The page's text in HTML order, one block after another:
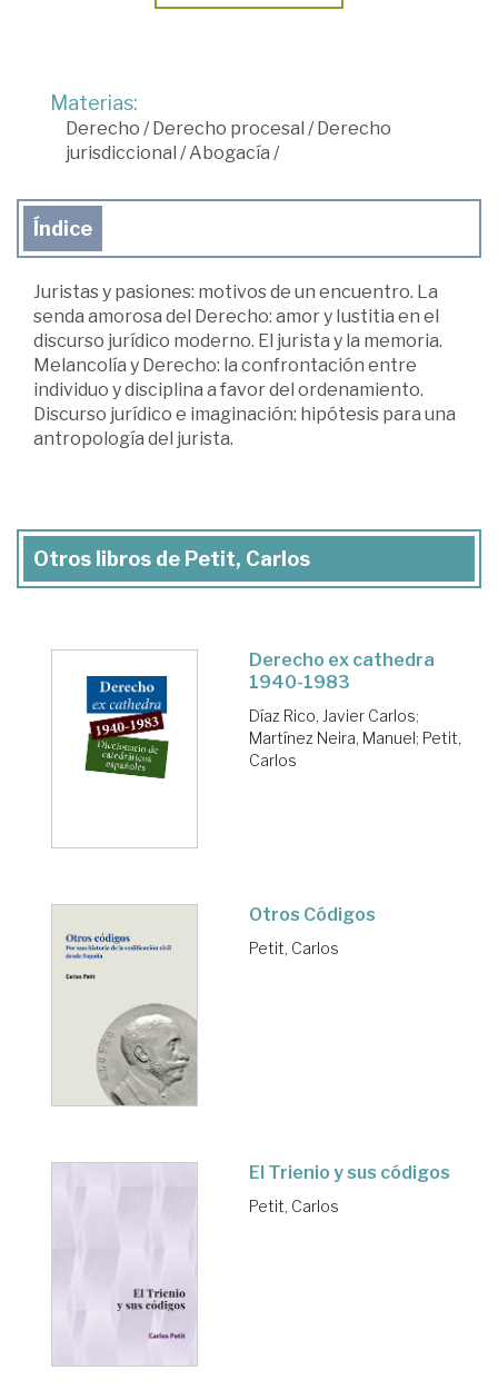
Materias:
Derecho / Derecho procesal / Derecho
jurisdiccional /Abogacía /
Índice
Juristas y pasiones: motivos de un encuentro. La
senda amorosa del Derecho: amor y Iustitia en el
discurso jurídico moderno. El jurista y la memoria.
Melancolía y Derecho: la confrontación entre
individuo y disciplina a favor del ordenamiento.
Discurso jurídico e imaginación: hipótesis para una
antropología del jurista.
Otros libros de Petit, Carlos
Derecho ex cathedra
1940-1983
Díaz Rico, Javier Carlos;
Martínez Neira, Manuel; Petit,
Carlos
Otros Códigos
Petit, Carlos
El Trienio y sus códigos
Petit, Carlos